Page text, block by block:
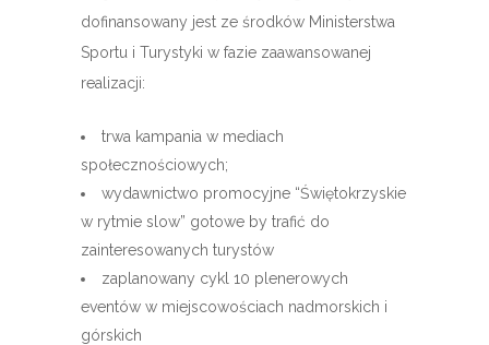
dofinansowany jest ze środków Ministerstwa
Sportu i Turystyki w fazie zaawansowanej
realizacji:
trwa kampania w mediach
społecznościowych;
wydawnictwo promocyjne “Świętokrzyskie
w rytmie slow” gotowe by trafić do
zainteresowanych turystów
zaplanowany cykl 10 plenerowych
eventów w miejscowościach nadmorskich i
górskich